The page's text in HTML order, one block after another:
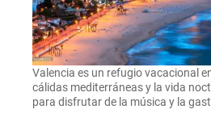
Valencia es un refugio vacacional
cálidas mediterráneas y la vida
para disfrutar de la música y la